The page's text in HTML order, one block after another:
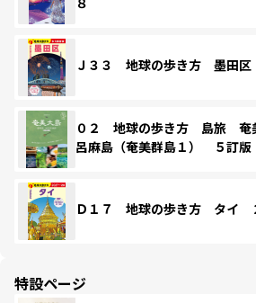
Ｊ３３ 地球の歩き方 墨田区
０２ 地球の歩き方 島旅
呂麻島（奄美群島１） ５訂版
Ｄ１７ 地球の歩き方 タイ
特設ページ